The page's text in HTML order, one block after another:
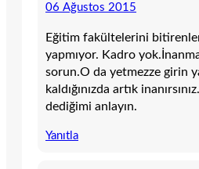
06 Ağustos 2015
Eğitim fakültelerini
yapmıyor. Kadro
sorun.O da yetmezze girin
kaldığınızda artık
dediğimi anlayın.
Yanıtla